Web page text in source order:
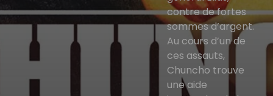
contre de fortes
sommes d’argent.
Au cours d’un de
ces assauts,
Chuncho trouve
une aide